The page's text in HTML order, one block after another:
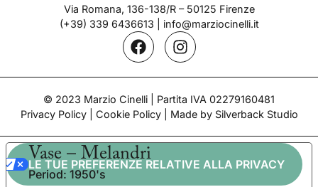
Vase – Melandri
Period: 1950's
Via Romana, 136-138/R – 50125 Firenze
(+39) 339 6436613
info@marziocinelli.it
© 2023 Marzio Cinelli | Partita IVA 02279160481
Privacy Policy| Cookie Policy| Made by Silverback Studio
LE TUE PREFERENZE RELATIVE ALLA PRIVACY